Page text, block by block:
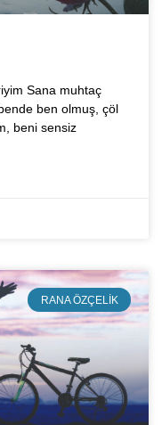
Sana muhtaç
ben olmuş, çöl
beni sensiz
RANA ÖZÇELIK